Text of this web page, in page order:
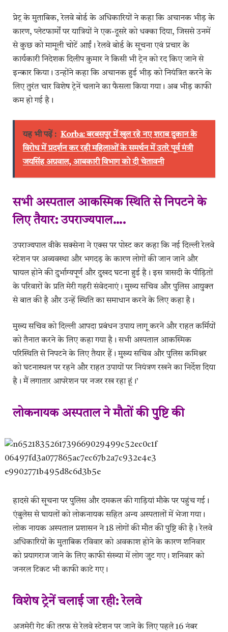
प्रेट्र के मुताबिक, रेलवे बोर्ड के अधिकारियों ने कहा कि अचानक भीड़ के
कारण, प्लेटफार्मों पर यात्रियों ने एक-दूसरे को धक्का दिया, जिससे उनमें
से कुछ को मामूली चोटें आईं। रेलवे बोर्ड के सूचना एवं प्रचार के
कार्यकारी निदेशक दिलीप कुमार ने किसी भी ट्रेन को रद किए जाने से
इन्कार किया। उन्होंने कहा कि अचानक हुई भीड़ को नियंत्रित करने के
लिए तुरंत चार विशेष ट्रेनें चलाने का फैसला किया गया। अब भीड़ काफी
कम हो गई है।
यह भी पढ़ें : Korba: बरबसपुर में खुल रहे नए शराब दुकान के
विरोध में प्रदर्शन कर रही महिलाओं के समर्थन में उतरे पूर्व मंत्री
जयसिंह अग्रवाल, आबकारी विभाग को दी चेतावनी
सभी अस्पताल आकस्मिक स्थिति से निपटने के
लिए तैयार: उपराज्यपाल….
उपराज्यपाल वीके सक्सेना ने एक्स पर पोस्ट कर कहा कि नई दिल्ली रेलवे
स्टेशन पर अव्यवस्था और भगदड़ के कारण लोगों की जान जाने और
घायल होने की दुर्भाग्यपूर्ण और दुखद घटना हुई है। इस त्रासदी के पीड़ितों
के परिवारों के प्रति मेरी गहरी संवेदनाएं। मुख्य सचिव और पुलिस आयुक्त
से बात की है और उन्हें स्थिति का समाधान करने के लिए कहा है।
मुख्य सचिव को दिल्ली आपदा प्रबंधन उपाय लागू करने और राहत कर्मियों
को तैनात करने के लिए कहा गया है। सभी अस्पताल आकस्मिक
परिस्थिति से निपटने के लिए तैयार हैं। मुख्य सचिव और पुलिस कमिश्नर
को घटनास्थल पर रहने और राहत उपायों पर नियंत्रण रखने का निर्देश दिया
है। मैं लगातार आपरेशन पर नजर रख रहा हूं।’
लोकनायक अस्पताल ने मौतों की पुष्टि की
हादसे की सूचना पर पुलिस और दमकल की गाड़ियां मौके पर पहुंच गई।
एंबुलेस से घायलों को लोकनायक सहित अन्य अस्पतालों में भेजा गया।
लोक नायक अस्पताल प्रशासन ने 18 लोगों की मौत की पुष्टि की है। रेलवे
अधिकारियों के मुताबिक रविवार को अवकाश होने के कारण शनिवार
को प्रयागराज जाने के लिए काफी संख्या में लोग जुट गए। शनिवार को
जनरल टिकट भी काफी काटे गए।
विशेष ट्रेनें चलाई जा रही: रेलवे
अजमेरी गेट की तरफ से रेलवे स्टेशन पर जाने के लिए पहले 16 नंबर